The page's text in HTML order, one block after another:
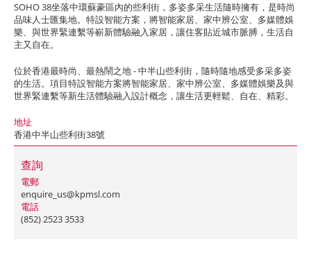
SOHO 38坐落中環蘇豪區內的些利街，多姿多采生活隨時擁有，是時尚
品味人士匯集地。特設智能方案，將智能家居、家中辨公室、多媒體娛
樂、與世界緊連繫等嶄新體驗融入家居，讓住客貼近城市脈膊，生活自
主又自在。
位於香港最時尚、最熱鬧之地 - 中半山些利街，隨時隨地感受多采多姿
的生活。項目特設智能方案將智能家居、家中辨公室、多媒體娛樂及與
世界緊連繫等新生活體驗融入設計概念，讓生活更輕鬆、自在、精彩。
地址
香港中半山些利街38號
查詢
電郵
enquire_us@kpmsl.com
電話
(852) 2523 3533